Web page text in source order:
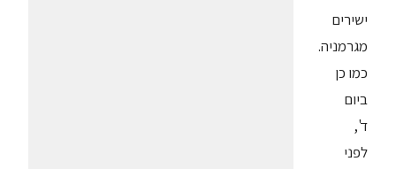
ישירים
מגרמניה.
כמו כן
ביום
ד',
לפני